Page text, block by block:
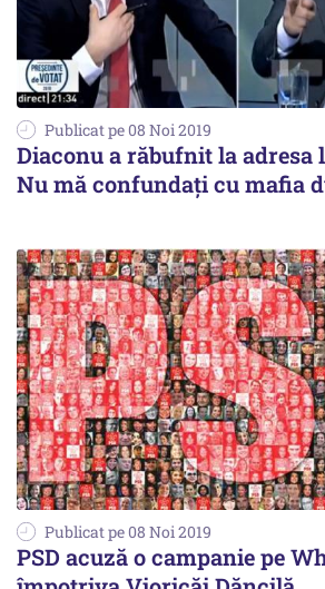
Publicat pe 08 Noi 2019
Diaconu a răbufnit la adresa
Nu mă confundați cu mafia
Publicat pe 08 Noi 2019
PSD acuză o campanie pe